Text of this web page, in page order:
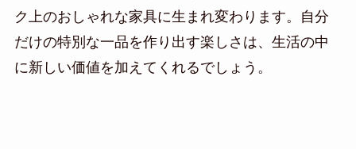
ク上のおしゃれな家具に生まれ変わります。自分
だけの特別な一品を作り出す楽しさは、生活の中
に新しい価値を加えてくれるでしょう。